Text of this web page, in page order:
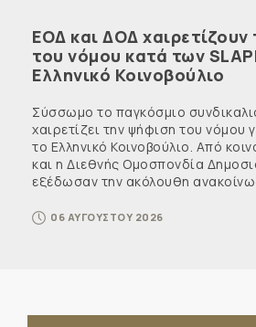
ΕΟΔ και ΔΟΔ χαιρετίζουν
του νόμου κατά των
Ελληνικό Κοινοβούλιο
Σύσσωμο το παγκόσμιο
χαιρετίζει την ψήφιση του νόμου
το Ελληνικό Κοινοβούλιο. Από
και η Διεθνής Ομοσπονδία
εξέδωσαν την ακόλουθη
06 ΑΥΓΟΥΣΤΟΥ 2026